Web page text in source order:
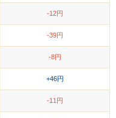
-12円
-39円
-8円
+46円
-11円